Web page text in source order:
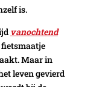
is.
vanochtend
Maar in
leven gevierd